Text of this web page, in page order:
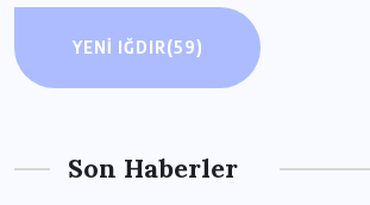
YENI IĞDIR(59)
Son Haberler